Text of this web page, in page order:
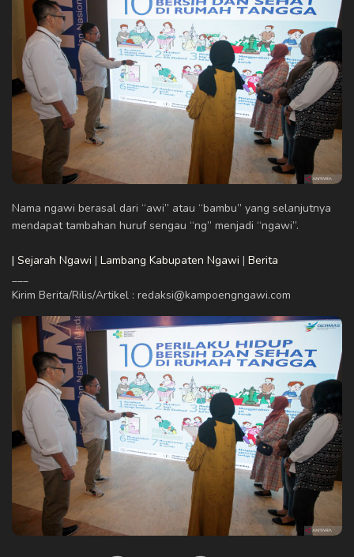
Nama ngawi berasal dari “awi” atau “bambu” yang selanjutnya
mendapat tambahan huruf sengau “ng” menjadi “ngawi”.
| Sejarah Ngawi | Lambang Kabupaten Ngawi | Berita
Kirim Berita/Rilis/Artikel : redaksi@kampoengngawi.com